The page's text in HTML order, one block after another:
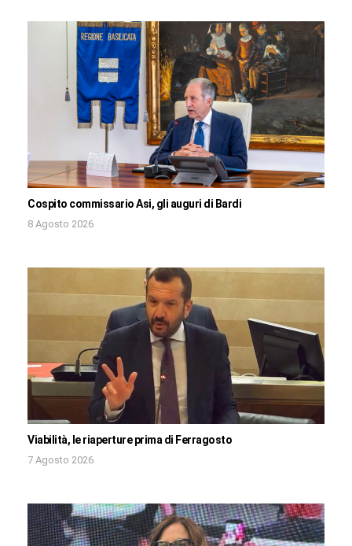
Cospito commissario Asi, gli auguri di Bardi
8 Agosto 2026
Viabilità, le riaperture prima di Ferragosto
7 Agosto 2026